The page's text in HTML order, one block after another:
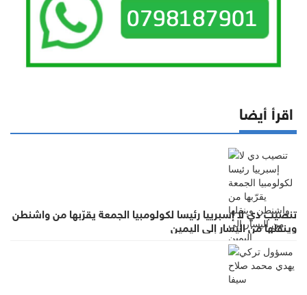
اقرأ أيضا
تنصيب دي لا إسبرييا رئيسا لكولومبيا الجمعة يقرّبها من واشنطن
وينقلها من اليسار إلى اليمين